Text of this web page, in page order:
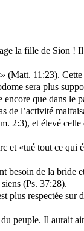
la fille de Sion !
» (Matt. 11:23).
sera plus
que dans le
de l’activité
2:3), et élevé
et «tué tout ce qui
de la bride
(Ps. 37:28).
plus respectée sur
peuple. Il aurait